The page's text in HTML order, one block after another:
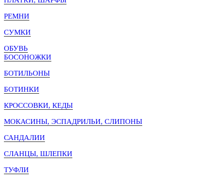
РЕМНИ
СУМКИ
ОБУВЬ
БОСОНОЖКИ
БОТИЛЬОНЫ
БОТИНКИ
КРОССОВКИ, КЕДЫ
МОКАСИНЫ, ЭСПАДРИЛЬИ, СЛИПОНЫ
САНДАЛИИ
СЛАНЦЫ, ШЛЕПКИ
ТУФЛИ